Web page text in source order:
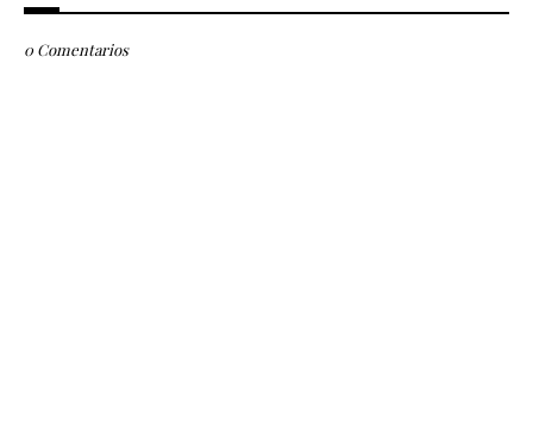
0 Comentarios